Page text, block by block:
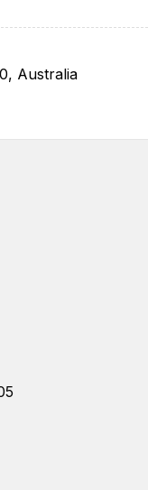
Australia